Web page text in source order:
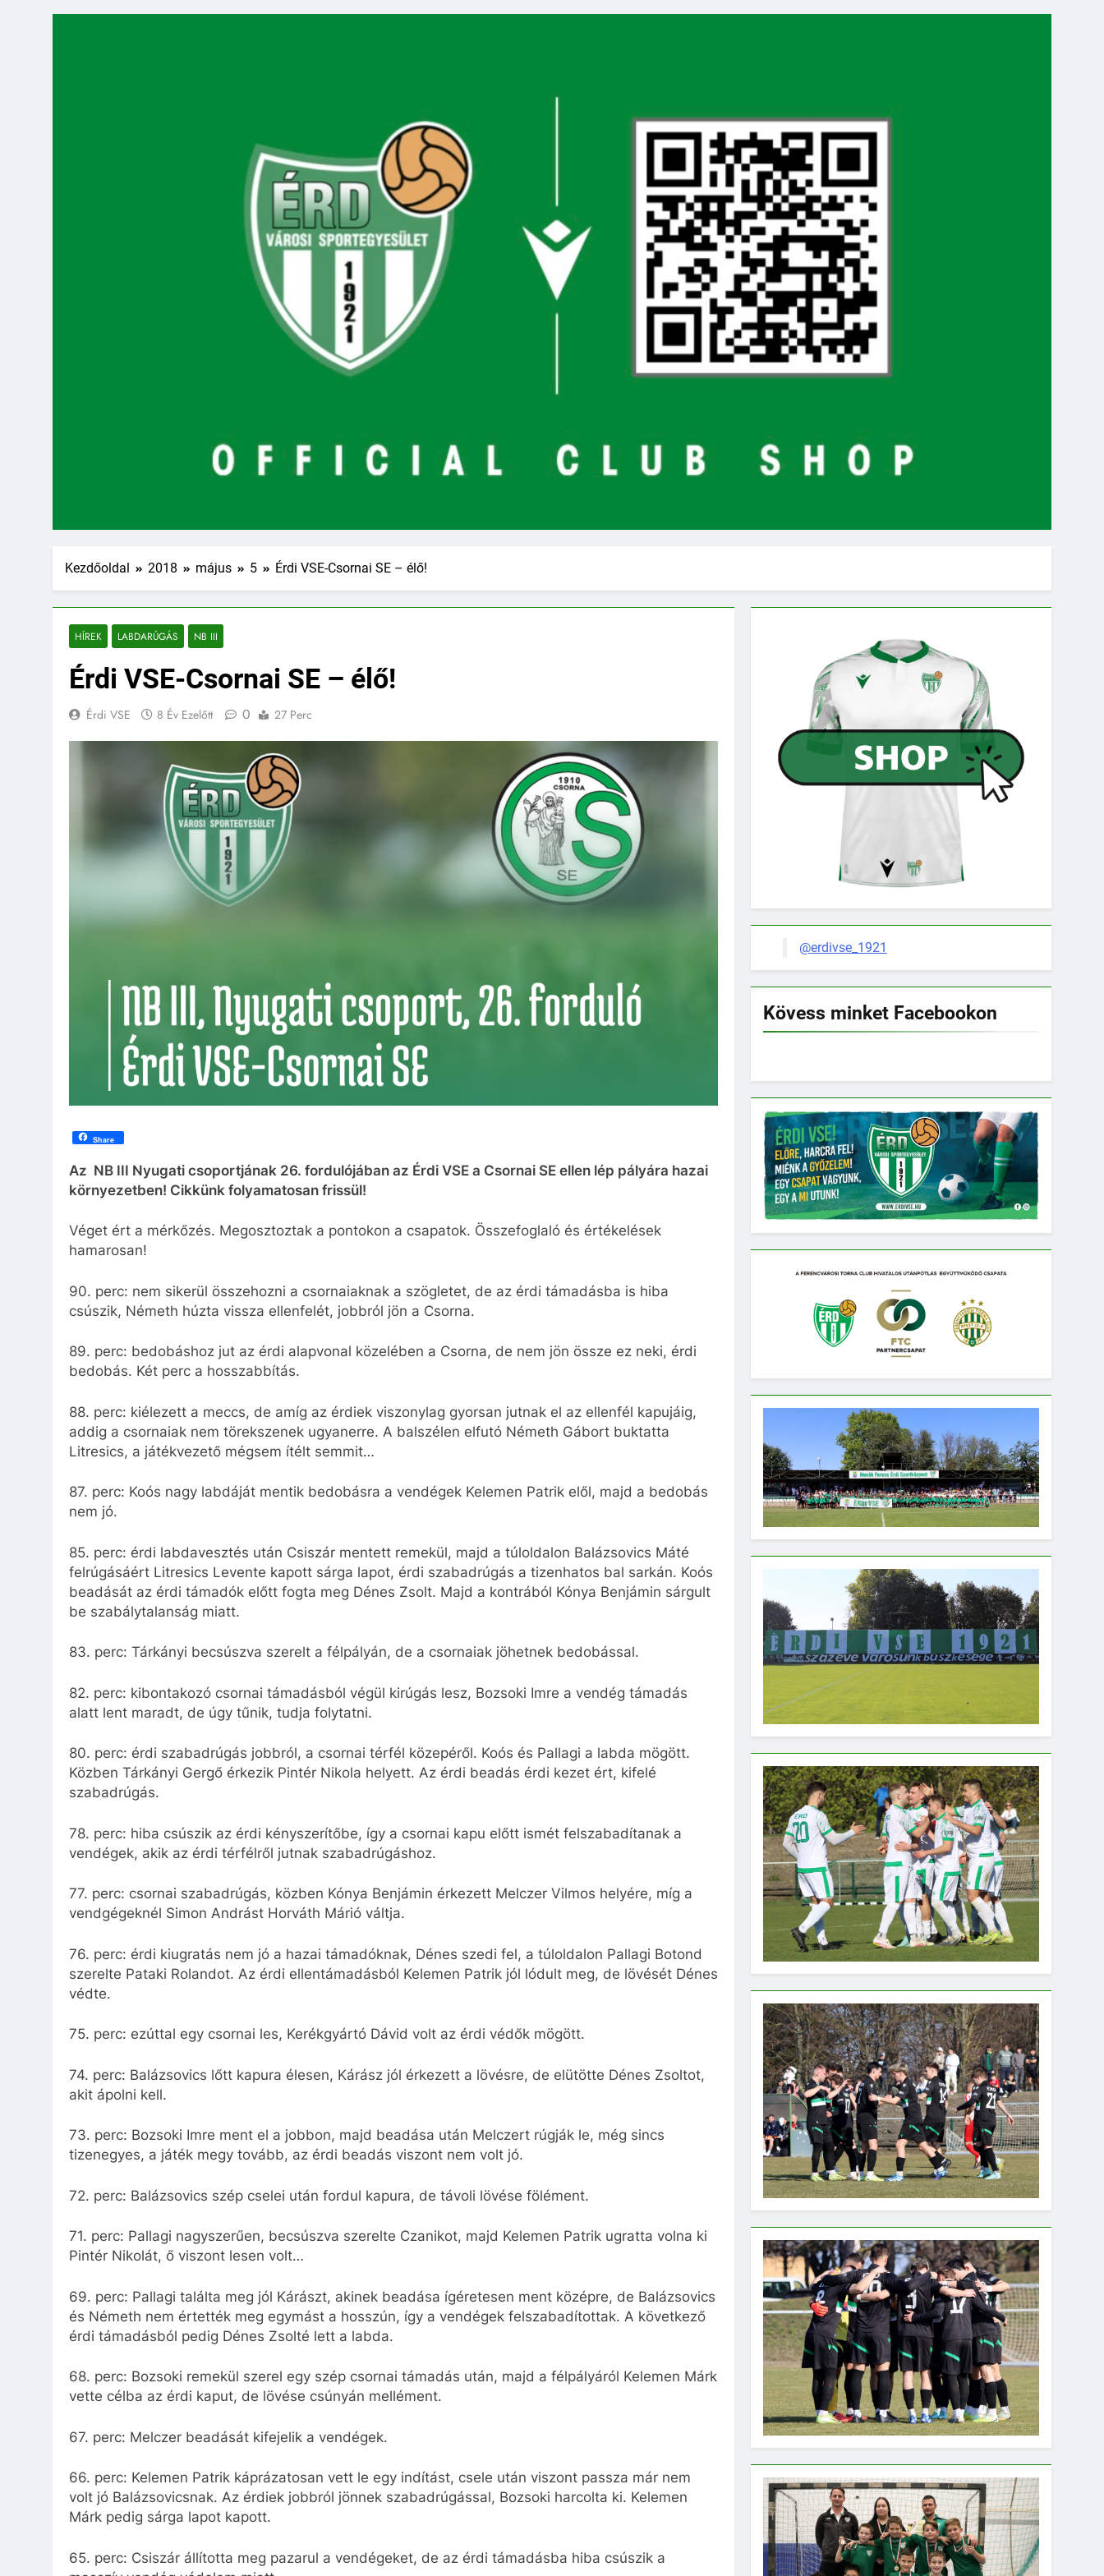
Kezdőoldal 2018 május 5 Érdi VSE-Csornai SE – élő!
HÍREK LABDARÚGÁS NB III
Érdi VSE-Csornai SE – élő!
Érdi VSE 8 Év Ezelőtt 0 27 Perc
Share
Az NB III Nyugati csoportjának 26. fordulójában az Érdi VSE a Csornai SE ellen lép pályára hazai
környezetben! Cikkünk folyamatosan frissül!
Véget ért a mérkőzés. Megosztoztak a pontokon a csapatok. Összefoglaló és értékelések
hamarosan!
90. perc: nem sikerül összehozni a csornaiaknak a szögletet, de az érdi támadásba is hiba
csúszik, Németh húzta vissza ellenfelét, jobbról jön a Csorna.
89. perc: bedobáshoz jut az érdi alapvonal közelében a Csorna, de nem jön össze ez neki, érdi
bedobás. Két perc a hosszabbítás.
88. perc: kiélezett a meccs, de amíg az érdiek viszonylag gyorsan jutnak el az ellenfél kapujáig,
addig a csornaiak nem törekszenek ugyanerre. A balszélen elfutó Németh Gábort buktatta
Litresics, a játékvezető mégsem ítélt semmit…
87. perc: Koós nagy labdáját mentik bedobásra a vendégek Kelemen Patrik elől, majd a bedobás
nem jó.
85. perc: érdi labdavesztés után Csiszár mentett remekül, majd a túloldalon Balázsovics Máté
felrúgásáért Litresics Levente kapott sárga lapot, érdi szabadrúgás a tizenhatos bal sarkán. Koós
beadását az érdi támadók előtt fogta meg Dénes Zsolt. Majd a kontrából Kónya Benjámin sárgult
be szabálytalanság miatt.
83. perc: Tárkányi becsúszva szerelt a félpályán, de a csornaiak jöhetnek bedobással.
82. perc: kibontakozó csornai támadásból végül kirúgás lesz, Bozsoki Imre a vendég támadás
alatt lent maradt, de úgy tűnik, tudja folytatni.
80. perc: érdi szabadrúgás jobbról, a csornai térfél közepéről. Koós és Pallagi a labda mögött.
Közben Tárkányi Gergő érkezik Pintér Nikola helyett. Az érdi beadás érdi kezet ért, kifelé
szabadrúgás.
78. perc: hiba csúszik az érdi kényszerítőbe, így a csornai kapu előtt ismét felszabadítanak a
vendégek, akik az érdi térfélről jutnak szabadrúgáshoz.
77. perc: csornai szabadrúgás, közben Kónya Benjámin érkezett Melczer Vilmos helyére, míg a
vendgégeknél Simon Andrást Horváth Márió váltja.
76. perc: érdi kiugratás nem jó a hazai támadóknak, Dénes szedi fel, a túloldalon Pallagi Botond
szerelte Pataki Rolandot. Az érdi ellentámadásból Kelemen Patrik jól lódult meg, de lövését Dénes
védte.
75. perc: ezúttal egy csornai les, Kerékgyártó Dávid volt az érdi védők mögött.
74. perc: Balázsovics lőtt kapura élesen, Kárász jól érkezett a lövésre, de elütötte Dénes Zsoltot,
akit ápolni kell.
73. perc: Bozsoki Imre ment el a jobbon, majd beadása után Melczert rúgják le, még sincs
tizenegyes, a játék megy tovább, az érdi beadás viszont nem volt jó.
72. perc: Balázsovics szép cselei után fordul kapura, de távoli lövése fölément.
71. perc: Pallagi nagyszerűen, becsúszva szerelte Czanikot, majd Kelemen Patrik ugratta volna ki
Pintér Nikolát, ő viszont lesen volt…
69. perc: Pallagi találta meg jól Kárászt, akinek beadása ígéretesen ment középre, de Balázsovics
és Németh nem értették meg egymást a hosszún, így a vendégek felszabadítottak. A következő
érdi támadásból pedig Dénes Zsolté lett a labda.
68. perc: Bozsoki remekül szerel egy szép csornai támadás után, majd a félpályáról Kelemen Márk
vette célba az érdi kaput, de lövése csúnyán mellément.
67. perc: Melczer beadását kifejelik a vendégek.
66. perc: Kelemen Patrik káprázatosan vett le egy indítást, csele után viszont passza már nem
volt jó Balázsovicsnak. Az érdiek jobbról jönnek szabadrúgással, Bozsoki harcolta ki. Kelemen
Márk pedig sárga lapot kapott.
65. perc: Csiszár állította meg pazarul a vendégeket, de az érdi támadásba hiba csúszik a
@erdivse_1921
Kövess minket Facebookon